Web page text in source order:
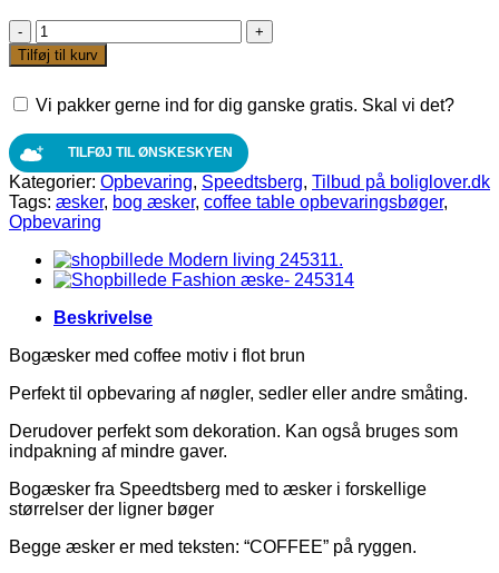
SPEEDTSBERG
BOGÆSKER
MED
MOTIV
PAK
antal
Tilføj til kurv
Vi pakker gerne ind for dig ganske gratis. Skal vi det?
TILFØJ TIL ØNSKESKYEN
Kategorier: Opbevaring, Speedtsberg, Tilbud på boliglover.dk
Tags: æsker, bog æsker, coffee table opbevaringsbøger,
Opbevaring
Beskrivelse
Bogæsker med coffee motiv i flot brun
Perfekt til opbevaring af nøgler, sedler eller andre småting.
Derudover perfekt som dekoration. Kan også bruges som
indpakning af mindre gaver.
Bogæsker fra Speedtsberg med to æsker i forskellige
størrelser der ligner bøger
Begge æsker er med teksten: “COFFEE” på ryggen.